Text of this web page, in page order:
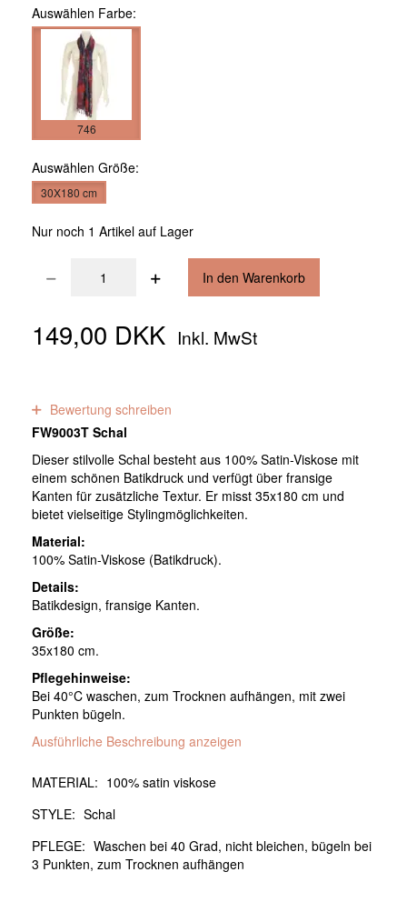
Auswählen Farbe:
746
Auswählen Größe:
30X180 cm
Nur noch 1 Artikel auf Lager
In den Warenkorb
149,00 DKK Inkl. MwSt
Bewertung schreiben
FW9003T Schal
Dieser stilvolle Schal besteht aus 100% Satin-Viskose mit
einem schönen Batikdruck und verfügt über fransige
Kanten für zusätzliche Textur. Er misst 35x180 cm und
bietet vielseitige Stylingmöglichkeiten.
Material:
100% Satin-Viskose (Batikdruck).
Details:
Batikdesign, fransige Kanten.
Größe:
35x180 cm.
Pflegehinweise:
Bei 40°C waschen, zum Trocknen aufhängen, mit zwei
Punkten bügeln.
Ausführliche Beschreibung anzeigen
MATERIAL: 100% satin viskose
STYLE: Schal
PFLEGE: Waschen bei 40 Grad, nicht bleichen, bügeln bei
3 Punkten, zum Trocknen aufhängen